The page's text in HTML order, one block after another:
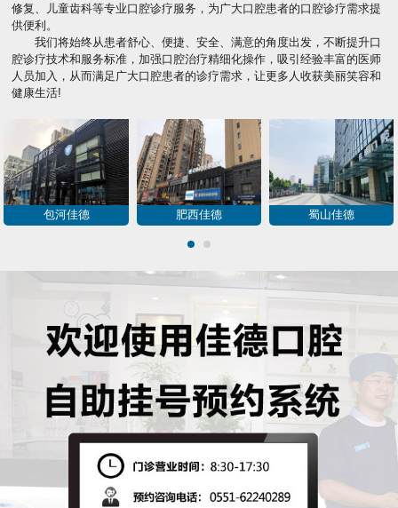
修复、儿童齿科等专业口腔诊疗服务，为广大口腔患者的口腔诊疗需求提
供便利。
我们将始终从患者舒心、便捷、安全、满意的角度出发，不断提升口
腔诊疗技术和服务标准，加强口腔治疗精细化操作，吸引经验丰富的医师
人员加入，从而满足广大口腔患者的诊疗需求，让更多人收获美丽笑容和
健康生活!
包河佳德 肥西佳德 蜀山佳德